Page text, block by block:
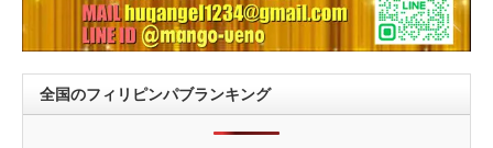
全国のフィリピンパブランキング